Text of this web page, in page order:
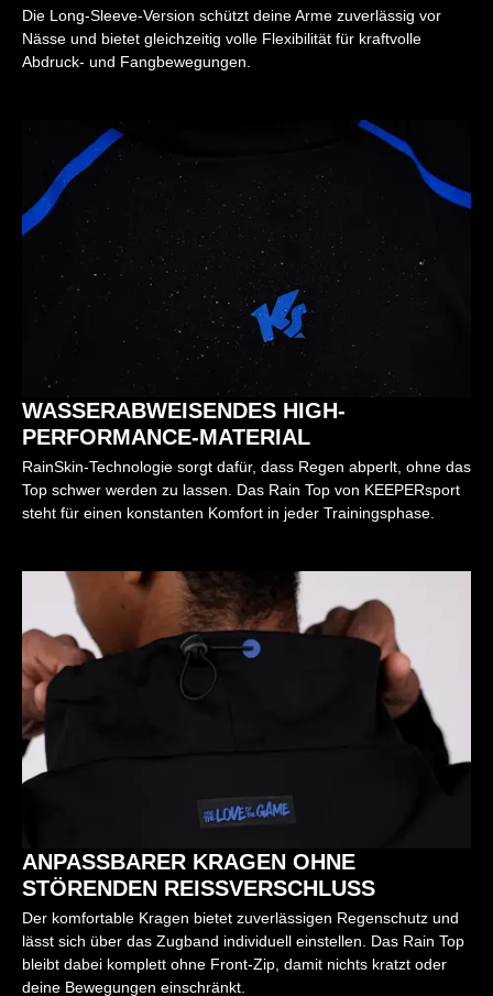
Die Long-Sleeve-Version schützt deine Arme zuverlässig vor
Nässe und bietet gleichzeitig volle Flexibilität für kraftvolle
Abdruck- und Fangbewegungen.
WASSERABWEISENDES HIGH-
PERFORMANCE-MATERIAL
RainSkin-Technologie sorgt dafür, dass Regen abperlt, ohne das
Top schwer werden zu lassen. Das Rain Top von KEEPERsport
steht für einen konstanten Komfort in jeder Trainingsphase.
ANPASSBARER KRAGEN OHNE
STÖRENDEN REISSVERSCHLUSS
Der komfortable Kragen bietet zuverlässigen Regenschutz und
lässt sich über das Zugband individuell einstellen. Das Rain Top
bleibt dabei komplett ohne Front-Zip, damit nichts kratzt oder
deine Bewegungen einschränkt.